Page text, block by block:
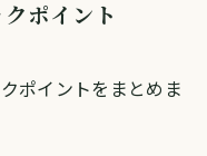
ポイント
ポイントをまとめま